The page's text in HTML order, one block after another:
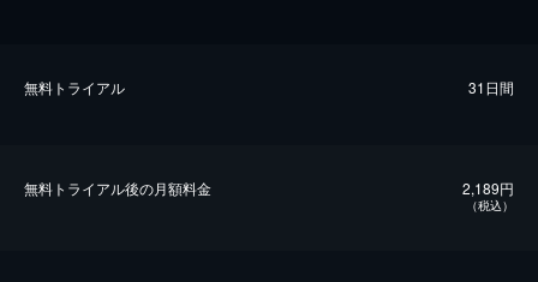
無料トライアル 31日間
無料トライアル後の⽉額料金 2,189円
（税込）